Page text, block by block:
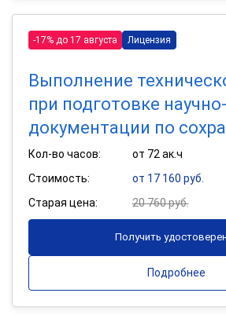
-17% до 17 августа Лицензия
Выполнение
при подготовке
документации по
Кол-во часов:
от 72 ак.ч
Стоимость:
от 17 160 руб.
Старая цена:
20 760 руб.
Получить
Подробнее